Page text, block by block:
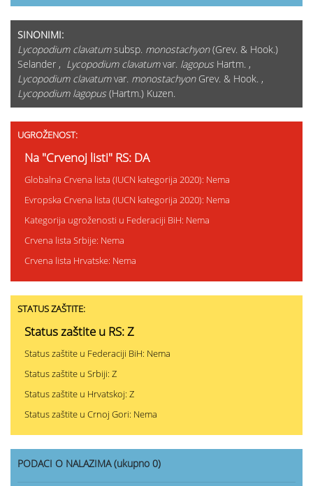
SINONIMI:
Lycopodium clavatumsubsp. monostachyon(Grev. & Hook.)
Selander , Lycopodium clavatumvar. lagopus Hartm. ,
Lycopodium clavatumvar. monostachyonGrev. & Hook. ,
Lycopodium lagopus (Hartm.) Kuzen.
UGROŽENOST:
Na "Crvenoj listi" RS: DA
Globalna Crvena lista (IUCN kategorija 2020): Nema
Evropska Crvena lista (IUCN kategorija 2020): Nema
Kategorija ugroženosti u Federaciji BiH: Nema
Crvena lista Srbije: Nema
Crvena lista Hrvatske: Nema
STATUS ZAŠTITE:
Status zaštite u RS: Z
Status zaštite u Federaciji BiH: Nema
Status zaštite u Srbiji: Z
Status zaštite u Hrvatskoj: Z
Status zaštite u Crnoj Gori: Nema
PODACI O NALAZIMA (ukupno 0)